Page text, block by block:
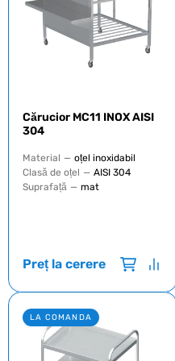
Cărucior MC11 INOX AISI
304
Material — oțel inoxidabil
Clasă de oțel — AISI 304
Suprafață — mat
Preț la cerere
LA COMANDA